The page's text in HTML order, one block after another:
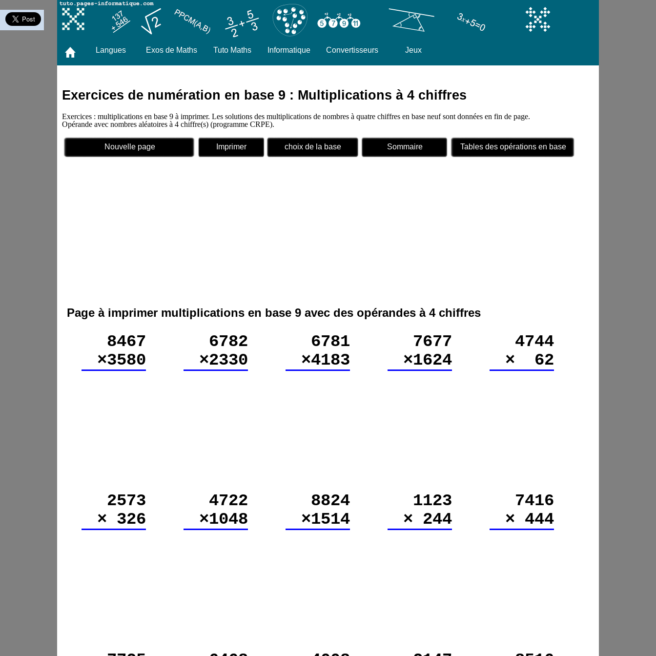
Langues Exos de Maths Tuto Maths Informatique Convertisseurs Jeux
Exercices de numération en base 9 : Multiplications à 4 chiffres
Exercices : multiplications en base 9 à imprimer. Les solutions des multiplications de nombres à quatre chiffres en base neuf sont données en fin de page.
Opérande avec nombres aléatoires à 4 chiffre(s) (programme CRPE).
Nouvelle page Imprimer choix de la base Sommaire Tables des opérations en base
Page à imprimer multiplications en base 9 avec des opérandes à 4 chiffres
8467
×3580
6782
×2330
6781
×4183
7677
×1624
4744
× 62
2573
× 326
4722
×1048
8824
×1514
1123
× 244
7416
× 444